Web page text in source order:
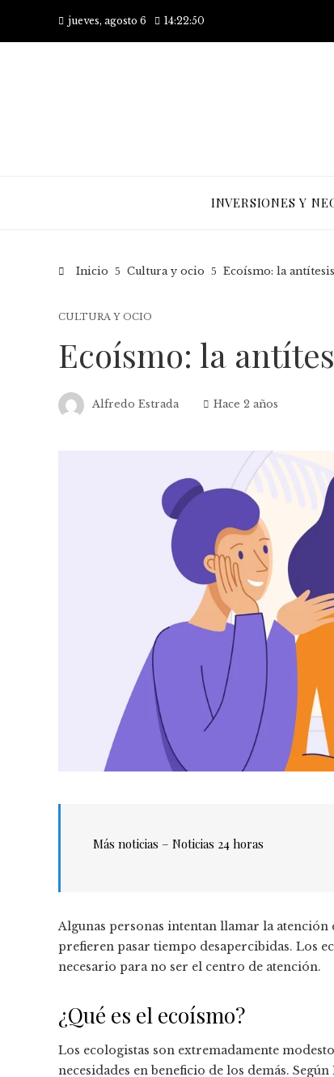
jueves, agosto 6 14:22:51
INVERSIONES Y
Inicio Cultura y ocio Ecoísmo: la
CULTURA Y OCIO
Ecoísmo: la
Alfredo Estrada Hace 2 años
Más noticias – Noticias 24 horas
Algunas personas intentan llamar la
prefieren pasar tiempo desapercibidas. Los
necesario para no ser el centro de atención.
¿Qué es el ecoísmo?
Los ecologistas son extremadamente
necesidades en beneficio de los demás.